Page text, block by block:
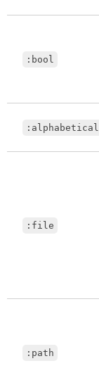
:bool
:alphabetical
:file
:path